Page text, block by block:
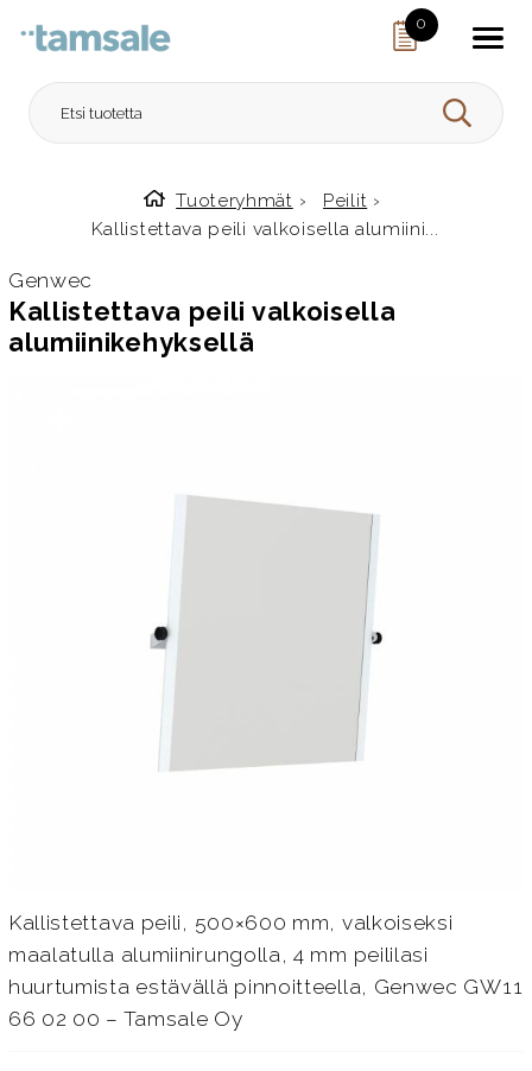
0
HAE
Etusivulle
Tuoteryhmät › Peilit ›
Kallistettava peili valkoisella alumiini...
Genwec
Kallistettava peili valkoisella
alumiinikehyksellä
Kallistettava peili, 500×600 mm, valkoiseksi
maalatulla alumiinirungolla, 4 mm peililasi
huurtumista estävällä pinnoitteella, Genwec GW11
66 02 00 – Tamsale Oy